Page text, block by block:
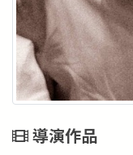
導演作品